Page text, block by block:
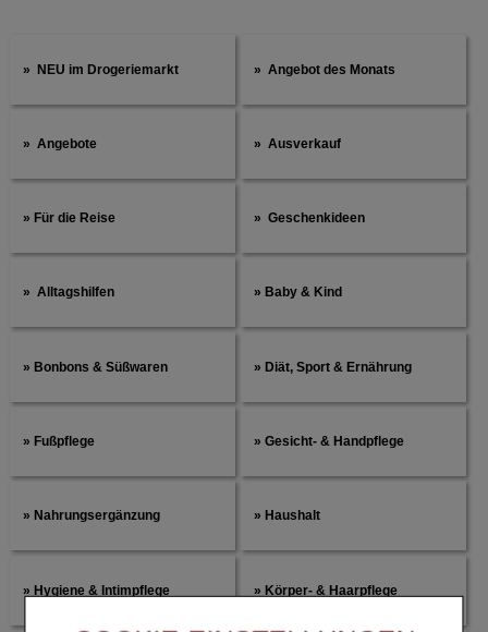
NEU im Drogeriemarkt Angebot des Monats
Angebote Ausverkauf
Für die Reise Geschenkideen
Alltagshilfen Baby & Kind
Bonbons & Süßwaren Diät, Sport & Ernährung
Fußpflege Gesicht- & Handpflege
Nahrungsergänzung Haushalt
Hygiene & Intimpflege Körper- & Haarpflege